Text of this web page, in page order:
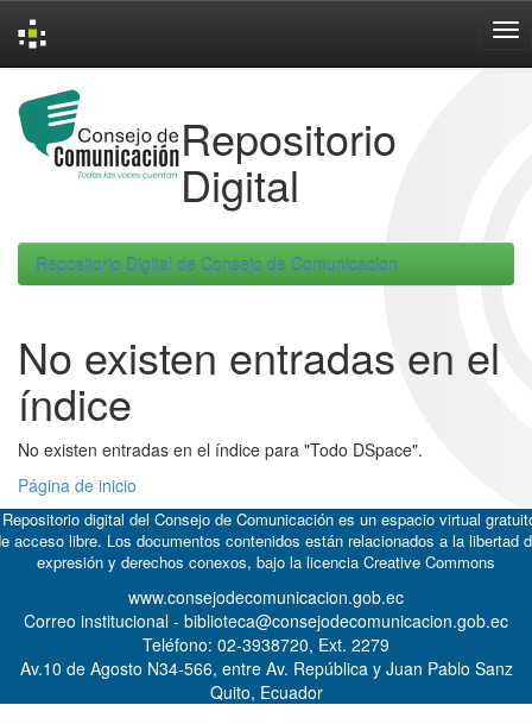
navigation
Repositorio
Digital
Repositorio Digital de Consejo de Comunicacion
No existen entradas en el
índice
No existen entradas en el índice para "Todo DSpace".
Página de inicio
digital del Consejo de Comunicación es un espacio virtual
acceso libre. Los documentos contenidos están relacionados a la libertad
expresión y derechos conexos, bajo la licencia Creative Commons
www.consejodecomunicacion.gob.ec
Correo institucional - biblioteca@consejodecomunicacion.gob.ec
Teléfono: 02-3938720, Ext. 2279
Av.10 de Agosto N34-566, entre Av. República y Juan Pablo Sanz
Quito, Ecuador